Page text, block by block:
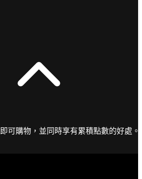
可購物，並同時享有累積點數的好處。